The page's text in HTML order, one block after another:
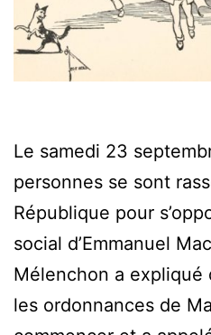
Le samedi 23
personnes se sont
République pour
social d’Emmanuel
Mélenchon a expliqué
les ordonnances de